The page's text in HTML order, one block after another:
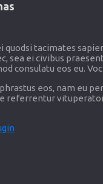
quodsi tacimates
sea ei civibus
consulatu eos eu.
eos, nam eu
referrentur